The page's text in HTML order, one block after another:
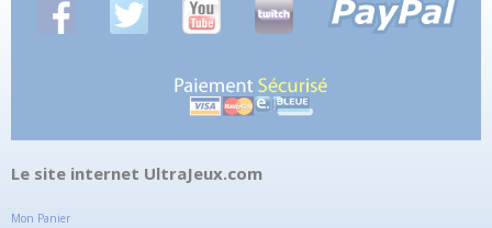
Le site internet UltraJeux.com
Mon Panier